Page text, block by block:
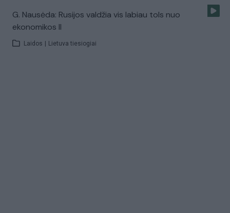
G. Nausėda: Rusijos valdžia vis labiau tols nuo
ekonomikos II
Laidos Lietuva tiesiogiai